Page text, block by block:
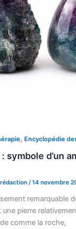
, Encyclopédie
symbole d’un
rédaction/14 novembre
remarquable
une pierre
comme la roche,